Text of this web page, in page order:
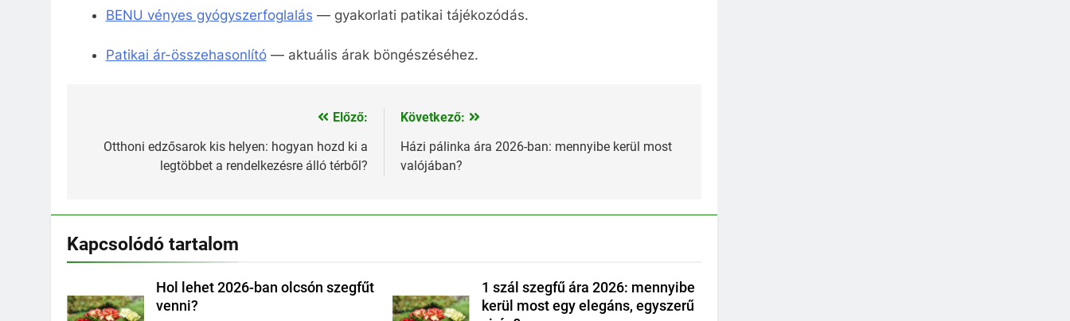
BENU vényes gyógyszerfoglalás — gyakorlati patikai tájékozódás.
Patikai ár-összehasonlító— aktuális árak böngészéséhez.
navigáció
Előző:
Otthoni edzősarok kis helyen: hogyan hozd ki a
legtöbbet a rendelkezésre álló térből?
Következő:
Házi pálinka ára 2026-ban: mennyibe kerül most
valójában?
Kapcsolódó tartalom
Hol lehet 2026-ban olcsón szegfűt
venni?
1 szál szegfű ára 2026: mennyibe
kerül most egy elegáns, egyszerű